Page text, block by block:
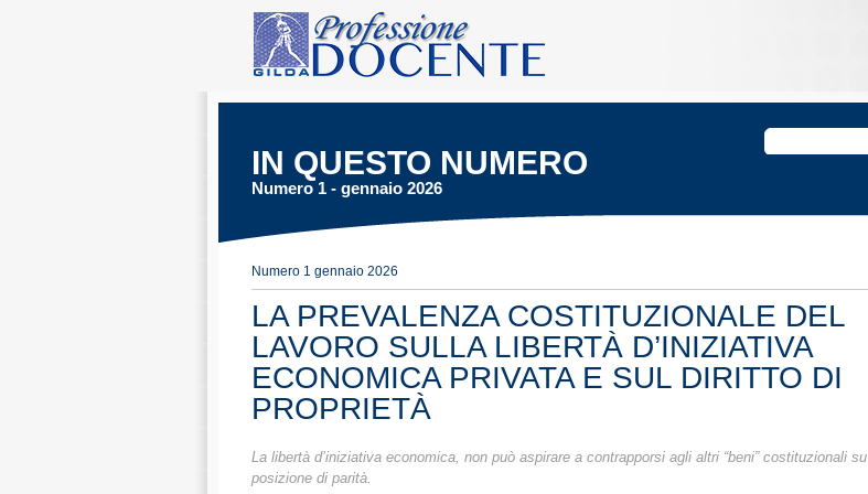
IN QUESTO NUMERO
Numero 1 - gennaio 2026
Numero 1 gennaio 2026
LA PREVALENZA COSTITUZIONALE DEL
LAVORO SULLA LIBERTÀ D’INIZIATIVA
ECONOMICA PRIVATA E SUL DIRITTO DI
PROPRIETÀ
La libertà d’iniziativa economica, non può aspirare a contrapporsi agli altri “beni” costituzionali su
posizione di parità.